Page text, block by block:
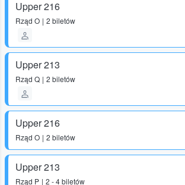
Upper 216
Rząd O 2 biletów
Upper 213
Rząd Q 2 biletów
Upper 216
Rząd O 2 biletów
Upper 213
Rząd P 2 - 4 biletów